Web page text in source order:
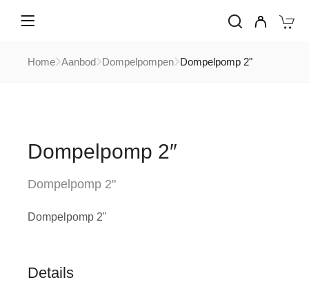
Home Aanbod Dompelpompen Dompelpomp 2"
Dompelpomp 2″
Dompelpomp 2"
Dompelpomp 2"
Details